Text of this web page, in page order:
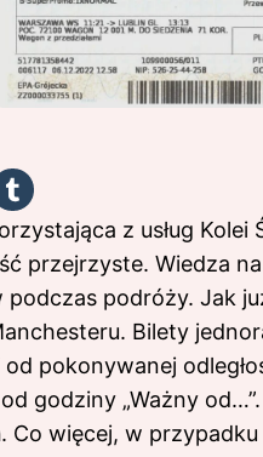
z usług
przejrzyste. Wiedza
podczas podróży. Jak
. Bilety
pokonywanej
od godziny „Ważny
. Co więcej, w